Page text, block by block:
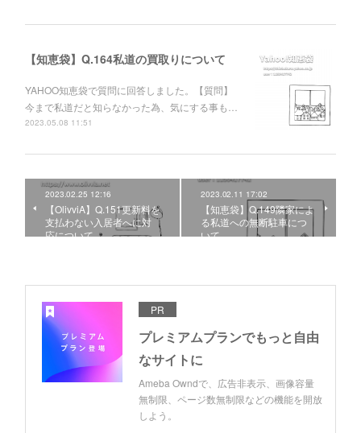
【知恵袋】Q.164私道の買取りについて
YAHOO知恵袋で質問に回答しました。【質問】
今まで私道だと知らなかった為、気にする事も…
2023.05.08 11:51
2023.02.25 12:16
【OlivviA】Q.151更新料を
支払わない入居者へに対
応について
2023.02.11 17:02
【知恵袋】Q.149隣家によ
る私道への無断駐車につ
いて
PR
プレミアムプランでもっと自由
なサイトに
Ameba Owndで、広告非表示、画像容量
無制限、ページ数無制限などの機能を開放
しよう。